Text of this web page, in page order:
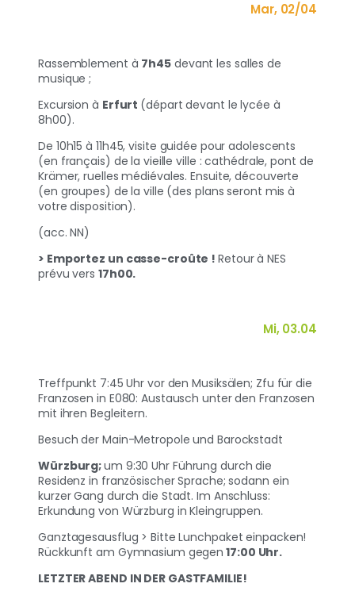
Mar, 02/04
Rassemblement à 7h45 devant les salles de
musique ;
Excursion à Erfurt (départ devant le lycée à
8h00).
De 10h15 à 11h45, visite guidée pour adolescents
(en français) de la vieille ville : cathédrale, pont de
Krämer, ruelles médiévales. Ensuite, découverte
(en groupes) de la ville (des plans seront mis à
votre disposition).
(acc. NN)
> Emportez un casse-croûte !Retour à NES
prévu vers 17h00.
Mi, 03.04
Treffpunkt 7:45 Uhr vor den Musiksälen; Zfu für die
Franzosen in E080: Austausch unter den Franzosen
mit ihren Begleitern.
Besuch der Main-Metropole und Barockstadt
Würzburg;um 9:30 Uhr Führung durch die
Residenz in französischer Sprache; sodann ein
kurzer Gang durch die Stadt. Im Anschluss:
Erkundung von Würzburg in Kleingruppen.
Ganztagesausflug > Bitte Lunchpaket einpacken!
Rückkunft am Gymnasium gegen 17:00 Uhr.
LETZTER ABEND IN DER GASTFAMILIE!